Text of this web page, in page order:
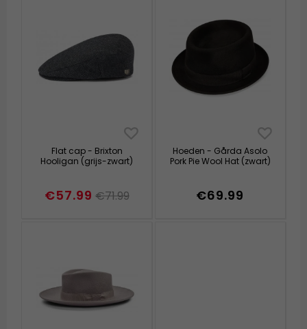
Flat cap - Brixton
Hooligan (grijs-zwart)
€57.99 €71.99
Hoeden - Gårda Asolo
Pork Pie Wool Hat (zwart)
€69.99